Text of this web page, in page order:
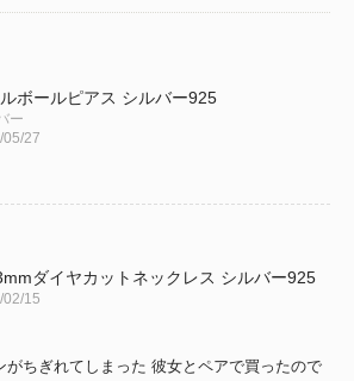
ルボールピアス シルバー925
ー
05/27
ダイヤカットネックレス シルバー925
02/15
がちぎれてしまった 彼女とペアで買ったので